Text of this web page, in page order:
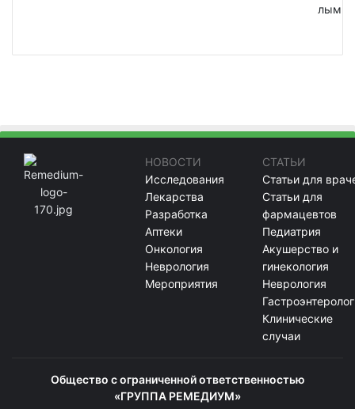
лым
НОВОСТИ
Исследования
Лекарства
Разработка
Аптеки
Онкология
Неврология
Мероприятия
СТАТЬИ
Статьи для
Статьи для
фармацевтов
Педиатрия
Акушерство и
гинекология
Неврология
Клинические
случаи
Общество с ограниченной ответственностью
«ГРУППА РЕМЕДИУМ»